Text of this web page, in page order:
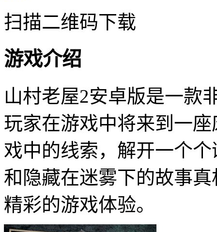
扫描二维码下载
游戏介绍
山村老屋2安卓版是一款
玩家在游戏中将来到一
戏中的线索，解开一个
和隐藏在迷雾下的故事
精彩的游戏体验。